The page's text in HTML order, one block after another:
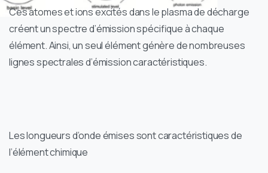
Ces atomes et ions excités dans le plasma de décharge
créent un spectre d’émission spécifique à chaque
élément. Ainsi, un seul élément génère de nombreuses
lignes spectrales d’émission caractéristiques.
Les longueurs d’onde émises sont caractéristiques de
l’élément chimique